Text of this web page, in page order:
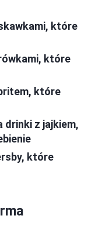
które
które
które
drinki z jajkiem,
które